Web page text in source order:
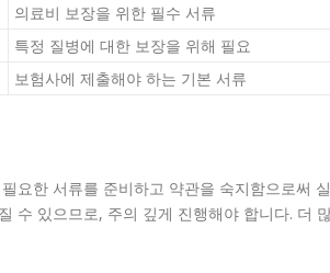
의료비 보장을 위한 필수 서류
특정 질병에 대한 보장을 위해 필요
보험사에 제출해야 하는 기본 서류
요한 서류를 준비하고 약관을 숙지함으로써
수 있으므로, 주의 깊게 진행해야 합니다. 더